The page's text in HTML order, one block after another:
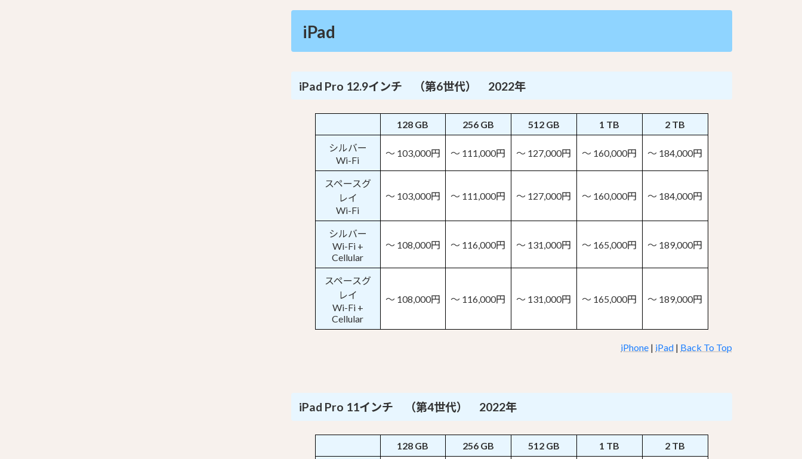
iPad
iPad Pro 12.9インチ （第6世代） 2022年
128 GB 256 GB 512 GB 1 TB 2 TB
シルバー
Wi-Fi
～ 103,000円 ～ 111,000円 ～ 127,000円 ～ 160,000円 ～ 184,000円
スペースグ
レイ
Wi-Fi
～ 103,000円 ～ 111,000円 ～ 127,000円 ～ 160,000円 ～ 184,000円
シルバー
Wi-Fi +
Cellular
～ 108,000円 ～ 116,000円 ～ 131,000円 ～ 165,000円 ～ 189,000円
スペースグ
レイ
Wi-Fi +
Cellular
～ 108,000円 ～ 116,000円 ～ 131,000円 ～ 165,000円 ～ 189,000円
iPhone | iPad | Back To Top
iPad Pro 11インチ （第4世代） 2022年
128 GB 256 GB 512 GB 1 TB 2 TB